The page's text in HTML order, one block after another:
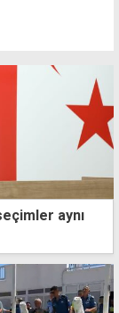
aynı